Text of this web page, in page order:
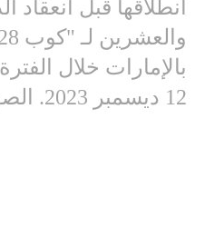
انطلاقها قبل انعقاد
12 ديسمبر 2023. الصورة: Masdar